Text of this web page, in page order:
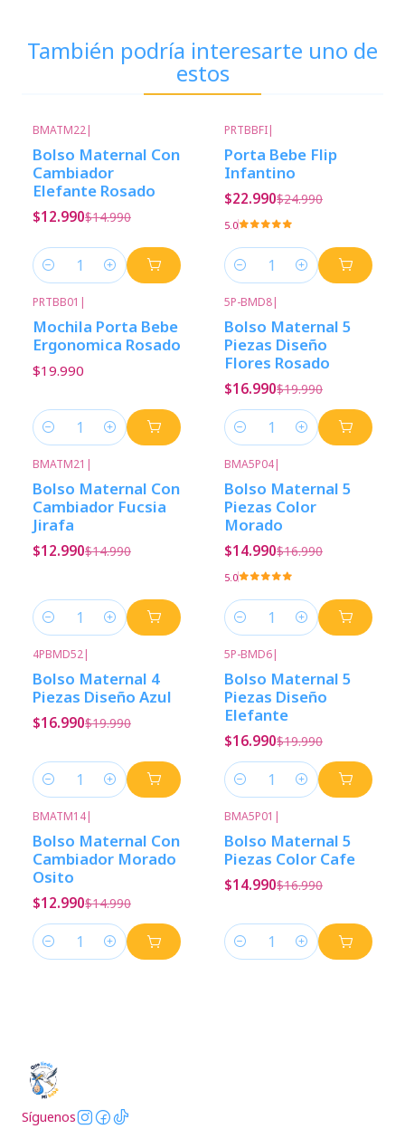
También podría interesarte uno de
estos
BMATM22|
Bolso Maternal Con
Cambiador
Elefante Rosado
$12.990$14.990
Cantidad
PRTBBFI|
Porta Bebe Flip
Infantino
$22.990$24.990
5.0
Cantidad
PRTBB01 |
Mochila Porta Bebe
Ergonomica Rosado
$19.990
Cantidad
5P-BMD8|
Bolso Maternal 5
Piezas Diseño
Flores Rosado
$16.990$19.990
Cantidad
BMATM21 |
Bolso Maternal Con
Cambiador Fucsia
Jirafa
$12.990$14.990
Cantidad
BMA5P04|
Bolso Maternal 5
Piezas Color
Morado
$14.990$16.990
5.0
Cantidad
Nuevo
4PBMD52|
Bolso Maternal 4
Piezas Diseño Azul
$16.990$19.990
Cantidad
5P-BMD6|
Bolso Maternal 5
Piezas Diseño
Elefante
$16.990$19.990
Cantidad
BMATM14|
Bolso Maternal Con
Cambiador Morado
Osito
$12.990$14.990
Cantidad
BMA5P01 |
Bolso Maternal 5
Piezas Color Cafe
$14.990$16.990
Cantidad
Síguenos